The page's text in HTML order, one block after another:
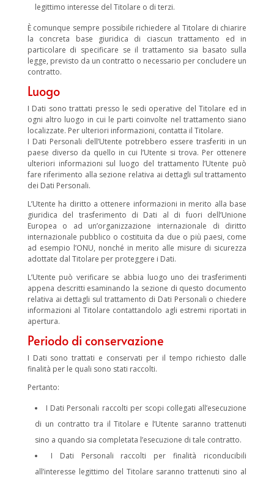
legittimo interesse del Titolare o di terzi.
È comunque sempre possibile richiedere al Titolare di chiarire
la concreta base giuridica di ciascun trattamento ed in
particolare di specificare se il trattamento sia basato sulla
legge, previsto da un contratto o necessario per concludere un
contratto.
Luogo
I Dati sono trattati presso le sedi operative del Titolare ed in
ogni altro luogo in cui le parti coinvolte nel trattamento siano
localizzate. Per ulteriori informazioni, contatta il Titolare.
I Dati Personali dell’Utente potrebbero essere trasferiti in un
paese diverso da quello in cui l’Utente si trova. Per ottenere
ulteriori informazioni sul luogo del trattamento l’Utente può
fare riferimento alla sezione relativa ai dettagli sul trattamento
dei Dati Personali.
L’Utente ha diritto a ottenere informazioni in merito alla base
giuridica del trasferimento di Dati al di fuori dell’Unione
Europea o ad un’organizzazione internazionale di diritto
internazionale pubblico o costituita da due o più paesi, come
ad esempio l’ONU, nonché in merito alle misure di sicurezza
adottate dal Titolare per proteggere i Dati.
L’Utente può verificare se abbia luogo uno dei trasferimenti
appena descritti esaminando la sezione di questo documento
relativa ai dettagli sul trattamento di Dati Personali o chiedere
informazioni al Titolare contattandolo agli estremi riportati in
apertura.
Periodo di conservazione
I Dati sono trattati e conservati per il tempo richiesto dalle
finalità per le quali sono stati raccolti.
Pertanto:
I Dati Personali raccolti per scopi collegati all’esecuzione
di un contratto tra il Titolare e l’Utente saranno trattenuti
sino a quando sia completata l’esecuzione di tale contratto.
I Dati Personali raccolti per finalità riconducibili
all’interesse legittimo del Titolare saranno trattenuti sino al